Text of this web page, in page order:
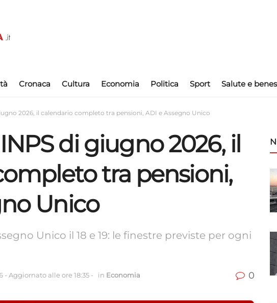
Cronaca Cultura Economia Politica Sport Salute e
2026, il calendario completo tra pensioni, ADI e Assegno Unico
di giugno 2026, il
tra pensioni,
Unico
Unico il 18 e 19: le finestre previste per ogni
- Aggiornato alle ore 18:35 - in Economia 0